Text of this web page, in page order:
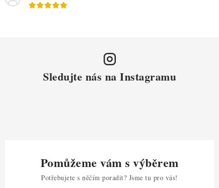
Sledujte nás na Instagramu
Pomůžeme vám s výběrem
Potřebujete s něčím poradit? Jsme tu pro vás!